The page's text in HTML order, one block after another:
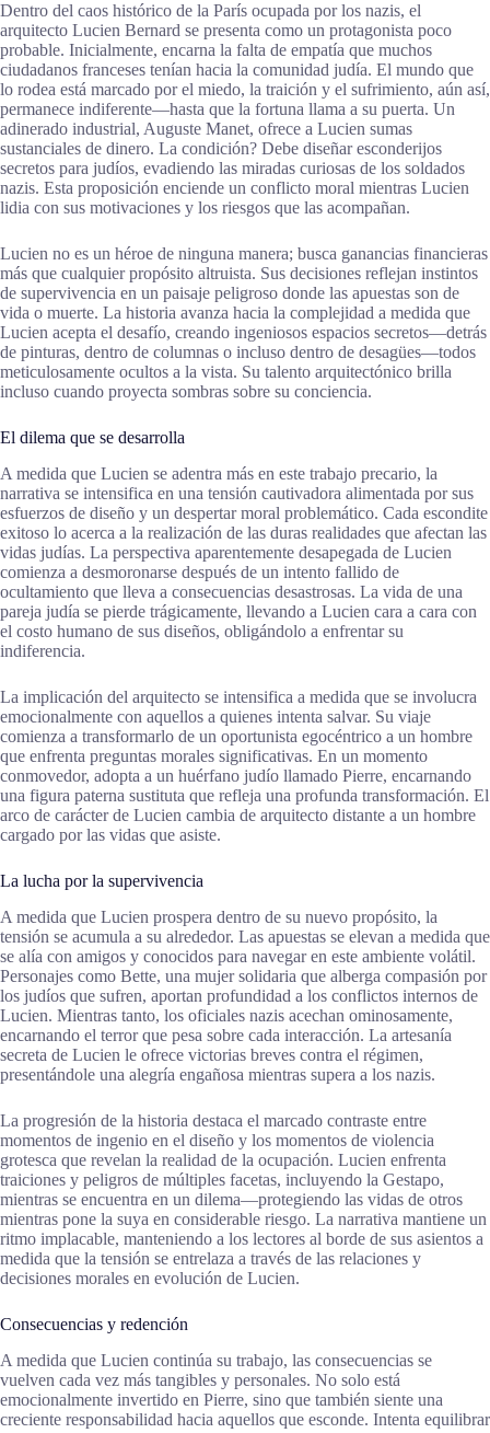
Dentro del caos histórico de la París ocupada por los nazis, el
arquitecto Lucien Bernard se presenta como un protagonista poco
probable. Inicialmente, encarna la falta de empatía que muchos
ciudadanos franceses tenían hacia la comunidad judía. El mundo que
lo rodea está marcado por el miedo, la traición y el sufrimiento, aún así,
permanece indiferente—hasta que la fortuna llama a su puerta. Un
adinerado industrial, Auguste Manet, ofrece a Lucien sumas
sustanciales de dinero. La condición? Debe diseñar esconderijos
secretos para judíos, evadiendo las miradas curiosas de los soldados
nazis. Esta proposición enciende un conflicto moral mientras Lucien
lidia con sus motivaciones y los riesgos que las acompañan.
Lucien no es un héroe de ninguna manera; busca ganancias financieras
más que cualquier propósito altruista. Sus decisiones reflejan instintos
de supervivencia en un paisaje peligroso donde las apuestas son de
vida o muerte. La historia avanza hacia la complejidad a medida que
Lucien acepta el desafío, creando ingeniosos espacios secretos—detrás
de pinturas, dentro de columnas o incluso dentro de desagües—todos
meticulosamente ocultos a la vista. Su talento arquitectónico brilla
incluso cuando proyecta sombras sobre su conciencia.
El dilema que se desarrolla
A medida que Lucien se adentra más en este trabajo precario, la
narrativa se intensifica en una tensión cautivadora alimentada por sus
esfuerzos de diseño y un despertar moral problemático. Cada escondite
exitoso lo acerca a la realización de las duras realidades que afectan las
vidas judías. La perspectiva aparentemente desapegada de Lucien
comienza a desmoronarse después de un intento fallido de
ocultamiento que lleva a consecuencias desastrosas. La vida de una
pareja judía se pierde trágicamente, llevando a Lucien cara a cara con
el costo humano de sus diseños, obligándolo a enfrentar su
indiferencia.
La implicación del arquitecto se intensifica a medida que se involucra
emocionalmente con aquellos a quienes intenta salvar. Su viaje
comienza a transformarlo de un oportunista egocéntrico a un hombre
que enfrenta preguntas morales significativas. En un momento
conmovedor, adopta a un huérfano judío llamado Pierre, encarnando
una figura paterna sustituta que refleja una profunda transformación. El
arco de carácter de Lucien cambia de arquitecto distante a un hombre
cargado por las vidas que asiste.
La lucha por la supervivencia
A medida que Lucien prospera dentro de su nuevo propósito, la
tensión se acumula a su alrededor. Las apuestas se elevan a medida que
se alía con amigos y conocidos para navegar en este ambiente volátil.
Personajes como Bette, una mujer solidaria que alberga compasión por
los judíos que sufren, aportan profundidad a los conflictos internos de
Lucien. Mientras tanto, los oficiales nazis acechan ominosamente,
encarnando el terror que pesa sobre cada interacción. La artesanía
secreta de Lucien le ofrece victorias breves contra el régimen,
presentándole una alegría engañosa mientras supera a los nazis.
La progresión de la historia destaca el marcado contraste entre
momentos de ingenio en el diseño y los momentos de violencia
grotesca que revelan la realidad de la ocupación. Lucien enfrenta
traiciones y peligros de múltiples facetas, incluyendo la Gestapo,
mientras se encuentra en un dilema—protegiendo las vidas de otros
mientras pone la suya en considerable riesgo. La narrativa mantiene un
ritmo implacable, manteniendo a los lectores al borde de sus asientos a
medida que la tensión se entrelaza a través de las relaciones y
decisiones morales en evolución de Lucien.
Consecuencias y redención
A medida que Lucien continúa su trabajo, las consecuencias se
vuelven cada vez más tangibles y personales. No solo está
emocionalmente invertido en Pierre, sino que también siente una
creciente responsabilidad hacia aquellos que esconde. Intenta equilibrar